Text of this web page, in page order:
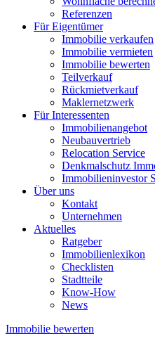
Referenzen
Für Eigentümer
Immobilie verkaufen
Immobilie vermieten
Immobilie bewerten
Teilverkauf
Rückmietverkauf
Maklernetzwerk
Für Interessenten
Immobilienangebot
Neubauvertrieb
Relocation Service
Denkmalschutz
Immobilieninvestor
Über uns
Kontakt
Unternehmen
Aktuelles
Ratgeber
Immobilienlexikon
Checklisten
Stadtteile
Know-How
News
Immobilie bewerten